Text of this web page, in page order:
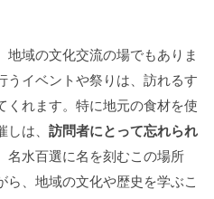
域の文化交流の場でもありま
うイベントや祭りは、訪れるす
くれます。特に地元の食材を使
は、 訪問者にとって忘れられ
名水百選に名を刻むこの場所
、地域の文化や歴史を学ぶこ